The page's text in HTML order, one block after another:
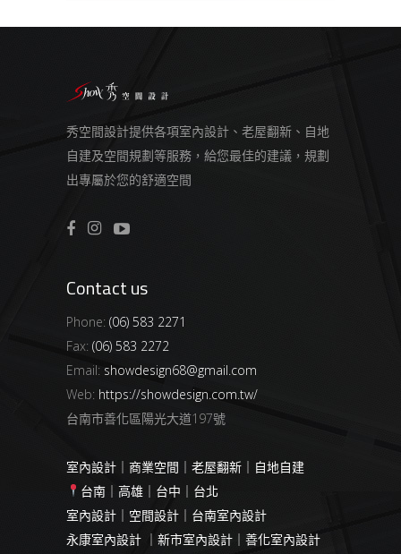
秀空間設計提供各項室內設計、老屋翻新、自地
自建及空間規劃等服務，給您最佳的建議，規劃
出專屬於您的舒適空間
Contact us
Phone: (06) 583 2271
Fax: (06) 583 2272
Email: showdesign68@gmail.com
Web: https://showdesign.com.tw/
台南市善化區陽光大道197號
室內設計｜商業空間｜老屋翻新｜自地自建
台南｜高雄｜台中｜台北
室內設計｜空間設計｜台南室內設計
永康室內設計 ｜新市室內設計｜善化室內設計